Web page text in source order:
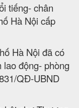
tiếng- chân
Hà Nội cấp
Hà Nội đã có
động- phòng
QĐ-UBND